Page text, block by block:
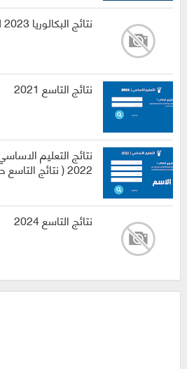
نتائج البكالوريا 2023 للفرعين العلمي والادبي
نتائج التاسع 2021
نتائج التعليم
2022 ( نتائج التاسع حسب الاسم )
نتائج التاسع 2024